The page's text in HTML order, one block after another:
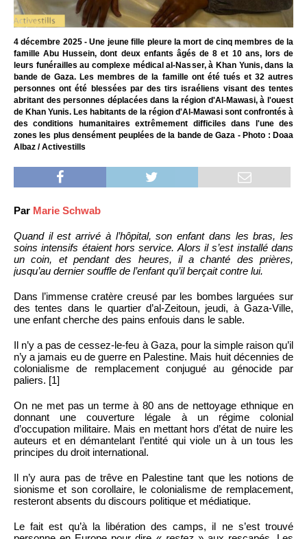
4 décembre 2025 - Une jeune fille pleure la mort de cinq membres de la
famille Abu Hussein, dont deux enfants âgés de 8 et 10 ans, lors de
leurs funérailles au complexe médical al-Nasser, à Khan Yunis, dans la
bande de Gaza. Les membres de la famille ont été tués et 32 autres
personnes ont été blessées par des tirs israéliens visant des tentes
abritant des personnes déplacées dans la région d'Al-Mawasi, à l'ouest
de Khan Yunis. Les habitants de la région d'Al-Mawasi sont confrontés à
des conditions humanitaires extrêmement difficiles dans l'une des
zones les plus densément peuplées de la bande de Gaza - Photo : Doaa
Albaz / Activestills
Par Marie Schwab
Quand il est arrivé à l’hôpital, son enfant dans les bras, les
soins intensifs étaient hors service. Alors il s’est installé dans
un coin, et pendant des heures, il a chanté des prières,
jusqu’au dernier souffle de l’enfant qu’il berçait contre lui.
Dans l’immense cratère creusé par les bombes larguées sur
des tentes dans le quartier d’al-Zeitoun, jeudi, à Gaza-Ville,
une enfant cherche des pains enfouis dans le sable.
Il n’y a pas de cessez-le-feu à Gaza, pour la simple raison qu’il
n’y a jamais eu de guerre en Palestine. Mais huit décennies de
colonialisme de remplacement conjugué au génocide par
paliers. [1]
On ne met pas un terme à 80 ans de nettoyage ethnique en
donnant une couverture légale à un régime colonial
d’occupation militaire. Mais en mettant hors d’état de nuire les
auteurs et en démantelant l’entité qui viole un à un tous les
principes du droit international.
Il n’y aura pas de trêve en Palestine tant que les notions de
sionisme et son corollaire, le colonialisme de remplacement,
resteront absents du discours politique et médiatique.
Le fait est qu’à la libération des camps, il ne s’est trouvé